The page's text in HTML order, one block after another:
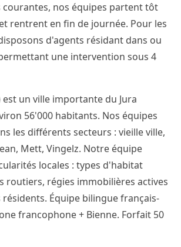
nos équipes partent tôt
rentrent en fin de journée. Pour les
d'agents résidant dans ou
une intervention sous 4
est un ville importante du Jura
56'000 habitants. Nos équipes
les différents secteurs : vieille ville,
Mett, Vingelz. Notre équipe
locales : types d'habitat
routiers, régies immobilières actives
Équipe bilingue français-
francophone + Bienne. Forfait 50